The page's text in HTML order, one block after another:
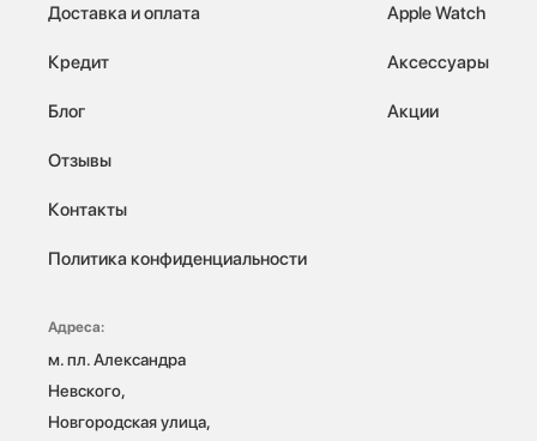
Доставка и оплата
Кредит
Блог
Отзывы
Контакты
Политика конфиденциальности
Apple Watch
Аксессуары
Акции
Адреса:
м. пл. Александра
Невского,
Новгородская улица,